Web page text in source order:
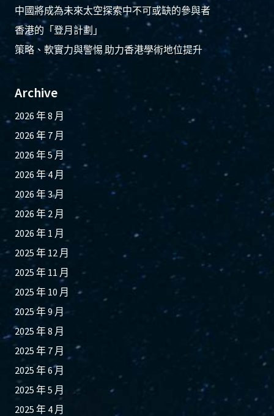
中國將成為未來太空探索中不可或缺的參與者
香港的「登月計劃」
策略、軟實力與警惕 助力香港學術地位提升
Archive
2026 年 8 月
2026 年 7 月
2026 年 5 月
2026 年 4 月
2026 年 3 月
2026 年 2 月
2026 年 1 月
2025 年 12 月
2025 年 11 月
2025 年 10 月
2025 年 9 月
2025 年 8 月
2025 年 7 月
2025 年 6 月
2025 年 5 月
2025 年 4 月